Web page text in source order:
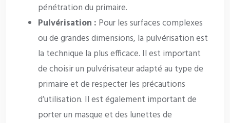
pénétration du primaire.
Pulvérisation : Pour les surfaces complexes
ou de grandes dimensions, la pulvérisation est
la technique la plus efficace. Il est important
de choisir un pulvérisateur adapté au type de
primaire et de respecter les précautions
d’utilisation. Il est également important de
porter un masque et des lunettes de